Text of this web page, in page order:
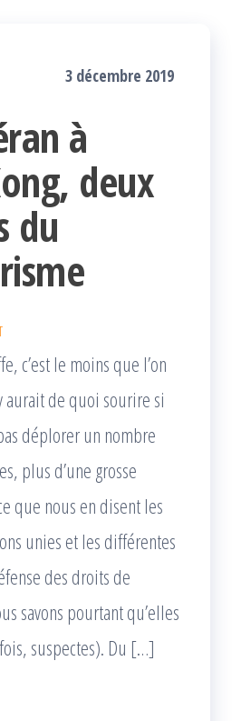
3 décembre 2019
à
deux
du
c’est le moins que l’on
aurait de quoi sourire si
déplorer un nombre
plus d’une grosse
que nous en disent les
unies et les différentes
des droits de
savons pourtant qu’elles
suspectes). Du […]